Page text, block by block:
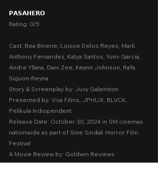
𝗣𝗔𝗦𝗔𝗛𝗘𝗥𝗢
Rating: 0/5
Cast: Bea Binene, Louise Delos Reyes, Mark
Anthony Fernandez, Katya Santos, Yumi Garcia,
Andre Yllana, Dani Zee, Keann Johnson, Rafa
Siguon-Reyna
Story & Screenplay by: Juvy Galamiton
Presented by: Viva Films, JPHLiX, BLVCK,
Pelikula Indiopendent
Release Date: October 30, 2024 in SM cinemas
nationwide as part of Sine Sindak Horror Film
Festival
A Movie Review by: Goldwin Reviews